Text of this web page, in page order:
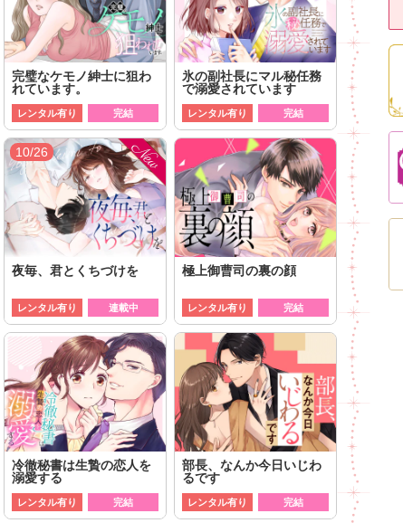
完璧なケモノ紳士に狙わ
れています。
レンタル有り 完結
氷の副社長にマル秘任務
で溺愛されています
レンタル有り 完結
10/26
夜毎、君とくちづけを
レンタル有り 連載中
極上御曹司の裏の顔
レンタル有り 完結
冷徹秘書は生贄の恋人を
溺愛する
レンタル有り 完結
部長、なんか今日いじわ
るです
レンタル有り 完結